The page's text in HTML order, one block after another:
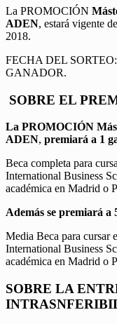
La PROMOCIÓN
ADEN, estará vigente
2018.
FECHA DEL
GANADOR.
SOBRE EL
La PROMOCIÓN
ADEN, premiará a 1
Beca completa para
International Business
académica en Madrid o
Además se premiará a
Media Beca para cursar
International Business
académica en Madrid o
SOBRE LA